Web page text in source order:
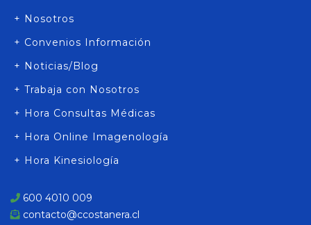
+ Nosotros
+ Convenios Información
+ Noticias/Blog
+ Trabaja con Nosotros
+ Hora Consultas Médicas
+ Hora Online Imagenología
+ Hora Kinesiología
600 4010 009
contacto@ccostanera.cl